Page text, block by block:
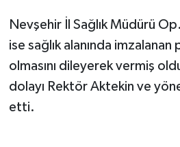
Nevşehir İl Sağlık Müdürü
ise sağlık alanında imzalanan
olmasını dileyerek vermiş
dolayı Rektör Aktekin ve
etti.